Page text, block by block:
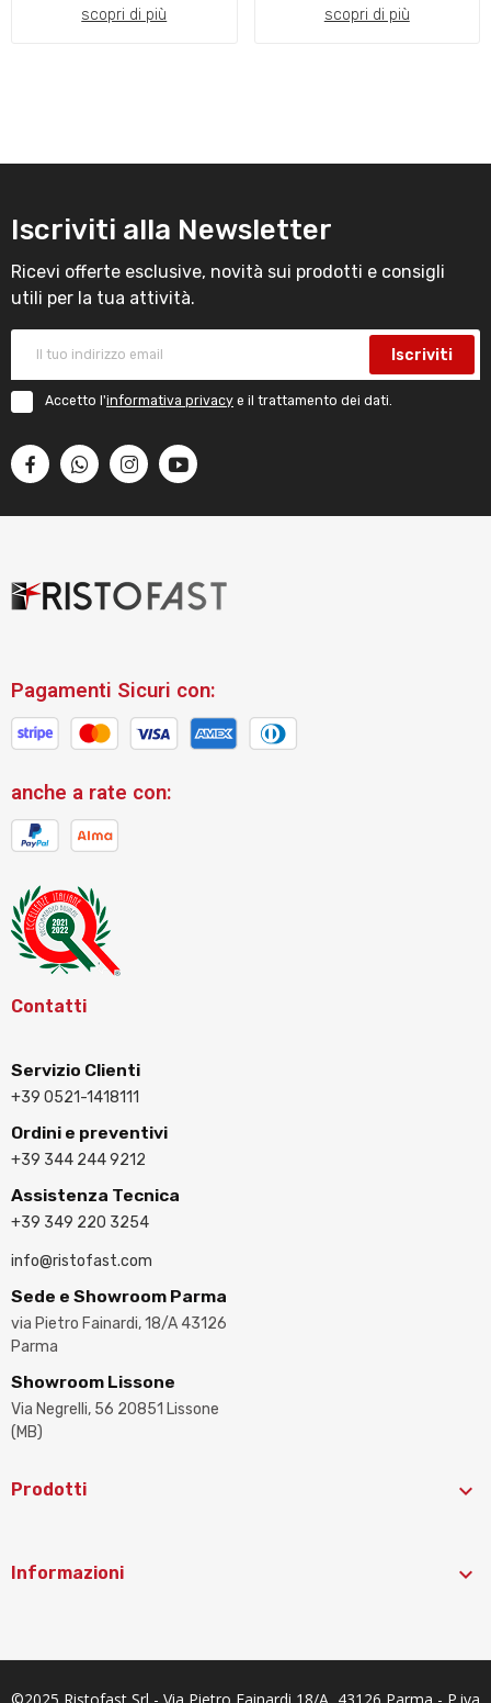
scopri di più scopri di più
Iscriviti alla Newsletter
Ricevi offerte esclusive, novità sui prodotti e consigli
utili per la tua attività.
Iscriviti
Accetto l'informativa privacy e il trattamento dei dati.
Pagamenti Sicuri con:
anche a rate con:
Contatti
Servizio Clienti
+39 0521-1418111
Ordini e preventivi
+39 344 244 9212
Assistenza Tecnica
+39 349 220 3254
info@ristofast.com
Sede e Showroom Parma
via Pietro Fainardi, 18/A 43126
Parma
Showroom Lissone
Via Negrelli, 56 20851 Lissone
(MB)
Prodotti 
Informazioni 